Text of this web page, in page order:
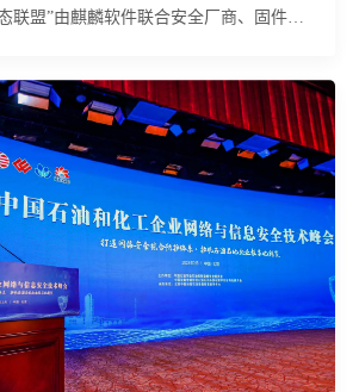
联盟”由麒麟软件联合安全厂商、固件厂
单位正式加入。